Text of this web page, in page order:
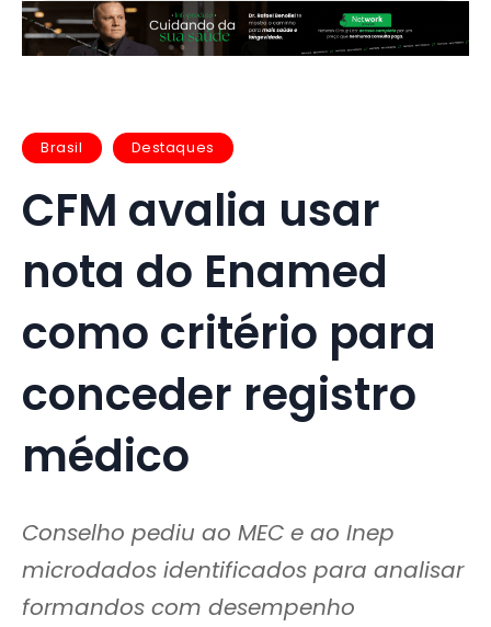
Brasil Destaques
CFM avalia usar
nota do Enamed
como critério para
conceder registro
médico
Conselho pediu ao MEC e ao Inep
microdados identificados para analisar
formandos com desempenho